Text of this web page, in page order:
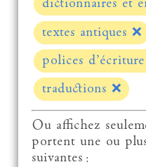
dictionnaires et
textes antiques ❌
polices
traductions ❌
Ou affichez
portent une ou
suivantes :